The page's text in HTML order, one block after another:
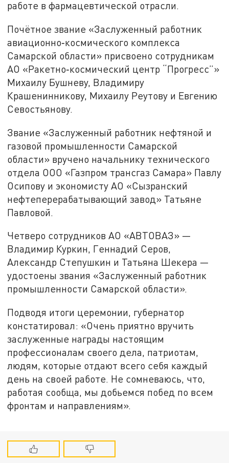
работе в фармацевтической отрасли.
Почётное звание «Заслуженный работник
авиационно‑космического комплекса
Самарской области» присвоено сотрудникам
АО «Ракетно‑космический центр “Прогресс”»
Михаилу Бушневу, Владимиру
Крашенинникову, Михаилу Реутову и Евгению
Севостьянову.
Звание «Заслуженный работник нефтяной и
газовой промышленности Самарской
области» вручено начальнику технического
отдела ООО «Газпром трансгаз Самара» Павлу
Осипову и экономисту АО «Сызранский
нефтеперерабатывающий завод» Татьяне
Павловой.
Четверо сотрудников АО «АВТОВАЗ» —
Владимир Куркин, Геннадий Серов,
Александр Степушкин и Татьяна Шекера —
удостоены звания «Заслуженный работник
промышленности Самарской области».
Подводя итоги церемонии, губернатор
констатировал: «Очень приятно вручить
заслуженные награды настоящим
профессионалам своего дела, патриотам,
людям, которые отдают всего себя каждый
день на своей работе. Не сомневаюсь, что,
работая сообща, мы добьемся побед по всем
фронтам и направлениям».